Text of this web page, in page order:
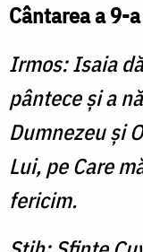
Cântarea a 9-a
Irmos: Isaia
pântece şi a
Dumnezeu şi
Lui, pe Care
fericim.